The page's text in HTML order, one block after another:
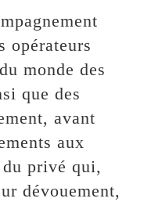
opérateurs
monde des
que des
avant
aux
privé qui,
dévouement,